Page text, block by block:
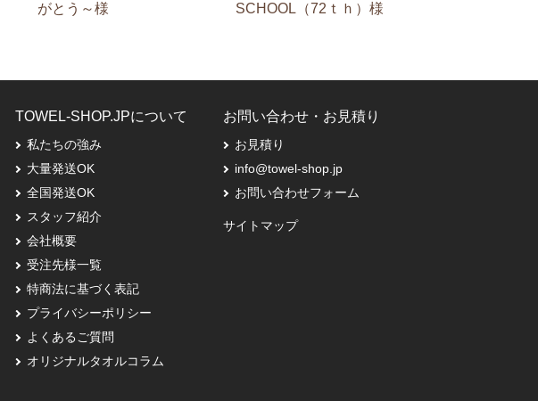
がとう～様
SCHOOL（72ｔｈ）様
TOWEL-SHOP.JPについて
私たちの強み
大量発送OK
全国発送OK
スタッフ紹介
会社概要
受注先様一覧
特商法に基づく表記
プライバシーポリシー
よくあるご質問
オリジナルタオルコラム
お問い合わせ・お見積り
お見積り
info@towel-shop.jp
お問い合わせフォーム
サイトマップ